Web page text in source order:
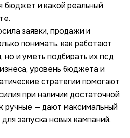
бюджет и какой реальный
заявки, продажи и
понимать, как работают
но и уметь подбирать их под
уровень бюджета и
стратегии помогают
при наличии достаточной
ручные — дают максимальный
запуска новых кампаний.